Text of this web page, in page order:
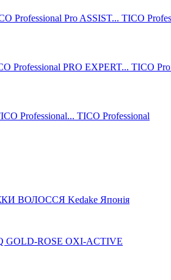
Professional Pro ASSIST... TICO
Professional PRO EXPERT... TICO
Professional... TICO Professional
ВОЛОССЯ Kedake Японія
ROSE OXI-ACTIVE